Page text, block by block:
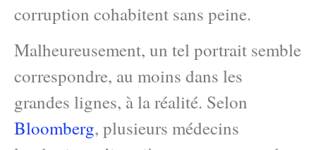
corruption cohabitent sans peine.
Malheureusement, un tel portrait semble
correspondre, au moins dans les
grandes lignes, à la réalité. Selon
Bloomberg, plusieurs médecins